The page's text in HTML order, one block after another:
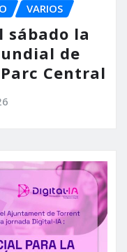
VARIOS
sábado la
de
Central